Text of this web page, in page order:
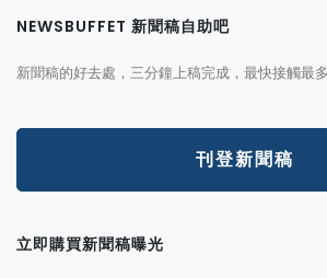
NEWSBUFFET 新聞稿自助吧
新聞稿的好去處，三分鐘上稿完成，最快接觸最
刊登新聞稿
立即購買新聞稿曝光